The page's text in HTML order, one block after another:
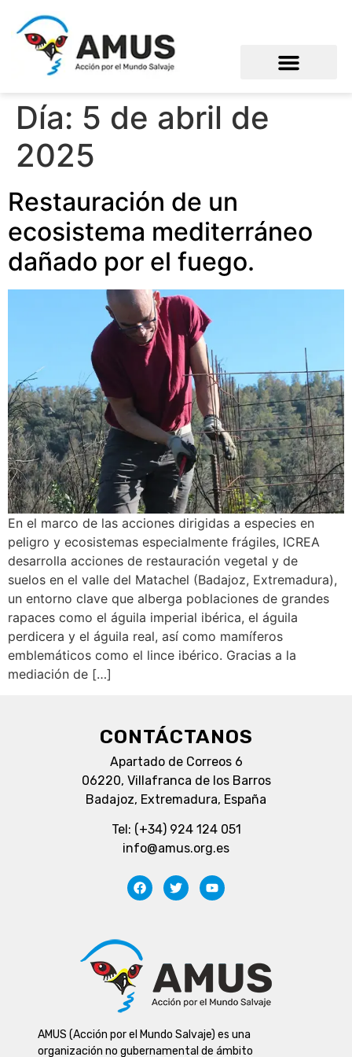
Día: 5 de abril de
2025
Restauración de un
ecosistema mediterráneo
dañado por el fuego.
En el marco de las acciones dirigidas a especies en
peligro y ecosistemas especialmente frágiles, ICREA
desarrolla acciones de restauración vegetal y de
suelos en el valle del Matachel (Badajoz, Extremadura),
un entorno clave que alberga poblaciones de grandes
rapaces como el águila imperial ibérica, el águila
perdicera y el águila real, así como mamíferos
emblemáticos como el lince ibérico. Gracias a la
mediación de […]
AMUS (Acción por el Mundo Salvaje) es una
organización no gubernamental de ámbito
CONTÁCTANOS
Apartado de Correos 6
06220, Villafranca de los Barros
Badajoz, Extremadura, España
Tel: (+34) 924 124 051
info@amus.org.es